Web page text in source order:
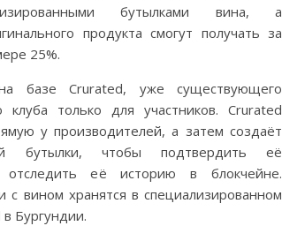
бутылками вина, а
продукта смогут получать за
25%.
базе Crurated, уже существующего
клуба только для участников. Crurated
у производителей, а затем создаёт
бутылки, чтобы подтвердить её
её историю в блокчейне.
с вином хранятся в специализированном
Бургундии.